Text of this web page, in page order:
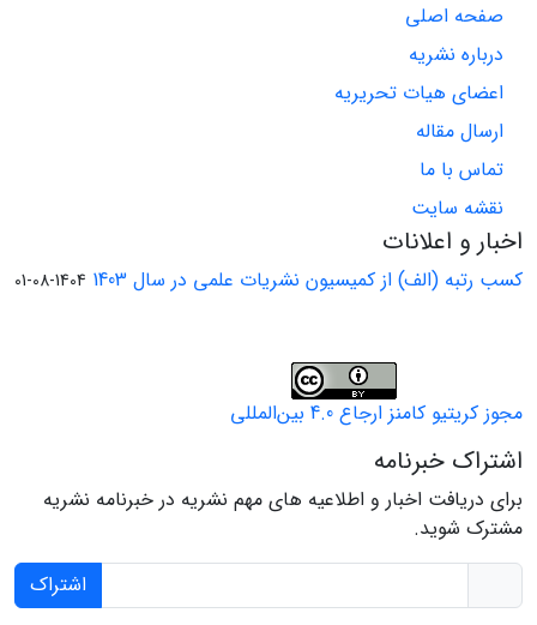
صفحه اصلی
درباره نشریه
اعضای هیات تحریریه
ارسال مقاله
تماس با ما
نقشه سایت
اخبار و اعلانات
کسب رتبه (الف) از کمیسیون نشریات علمی در سال 1403 1404-08-01
مجوز کریتیو کامنز ارجاع 4.0 بین‌المللی
اشتراک خبرنامه
برای دریافت اخبار و اطلاعیه های مهم نشریه در خبرنامه نشریه
مشترک شوید.
اشتراک